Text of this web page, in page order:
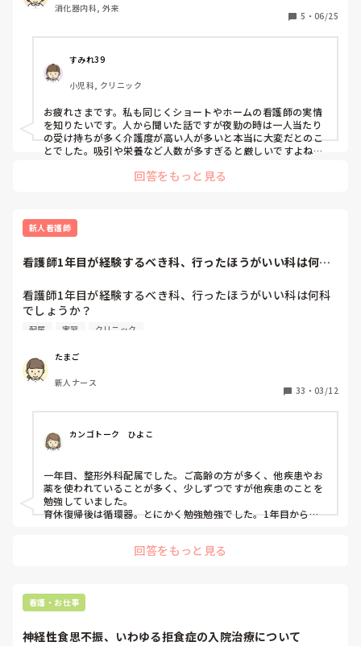
消化器内科, 外来
5 ・ 06/25
すみれ39
小児科, クリニック
お疲れさまです。私も同じくショートやホームの看護師の実情
を知りたいです。人から聞いた話ですが夜勤の時は一人当たり
の受け持ちが多く介護度が高い人が多いと本当に大変だとのこ
とでした。吸引や栄養など人数が多すぎると厳しいですよね…
回答をもっと見る
新人看護師
看護師1年目が経験するべき科、行ったほうがいい科は何科
看護師1年目が経験するべき科、行ったほうがいい科は何科
でしょうか？
私は先生から急性期病棟、循環器や消化器などで看護師の基
て、配属の希望を出しました
整形とかは1年目は行かないほうがいいと言われたのです
が、本当でしょうか？
配属 実習 クリニック
たまご
新人ナース
33 ・ 03/12
カンゴトーク　ひよこ
一年目、整形外科配属でした。ご高齢の方が多く、他疾患やお
薬を使われていることが多く、少しずつですが他疾患のことを
勉強していました。
育休復帰後は循環器。とにかく勉強勉強でした。1年目から循
整形は整形ですごく楽しかったですよ！勉強次第です。
回答をもっと見る
看護・お仕事
神経性食思不振、いわゆる拒食症の入院治療について